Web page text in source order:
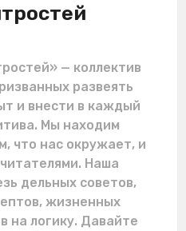
— коллектив
развеять
и внести в каждый
Мы находим
что нас окружает, и
Наша
дельных советов,
жизненных
на логику. Давайте